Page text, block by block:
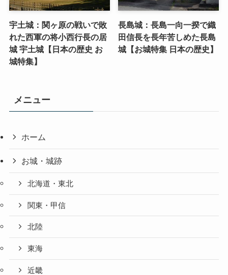
宇土城：関ヶ原の戦いで敗
れた西軍の将小西行長の居
城 宇土城【日本の歴史 お
城特集】
長島城：長島一向一揆で織
田信長を長年苦しめた長島
城【お城特集 日本の歴史】
メニュー
ホーム
お城・城跡
北海道・東北
関東・甲信
北陸
東海
近畿